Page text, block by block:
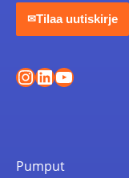
✉Tilaa uutiskirje
Instagram
LinkedIn
YouTube
Pumput